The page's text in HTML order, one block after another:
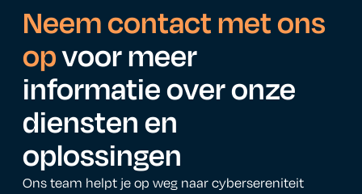
Neem contact met ons
opvoor meer
informatie over onze
diensten en
oplossingen
Ons team helpt je op weg naar cybersereniteit